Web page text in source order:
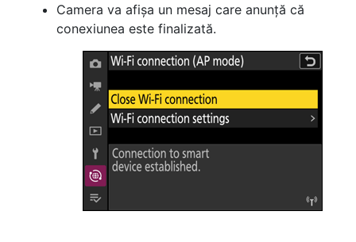
Camera va afișa un mesaj care anunță că
conexiunea este finalizată.